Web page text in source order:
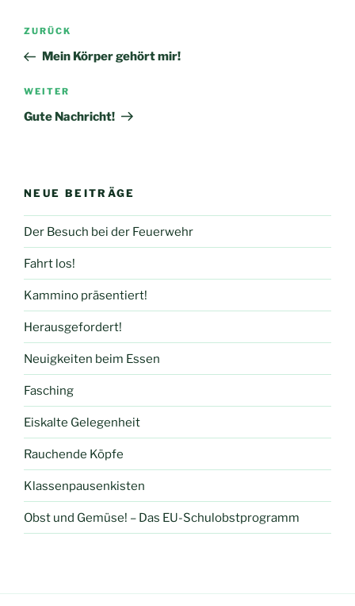
Beitragsnavigation
Vorheriger
Beitrag
ZURÜCK
Mein Körper gehört mir!
Nächster
Beitrag
WEITER
Gute Nachricht!
NEUE BEITRÄGE
Der Besuch bei der Feuerwehr
Fahrt los!
Kammino präsentiert!
Herausgefordert!
Neuigkeiten beim Essen
Fasching
Eiskalte Gelegenheit
Rauchende Köpfe
Klassenpausenkisten
Obst und Gemüse! – Das EU-Schulobstprogramm